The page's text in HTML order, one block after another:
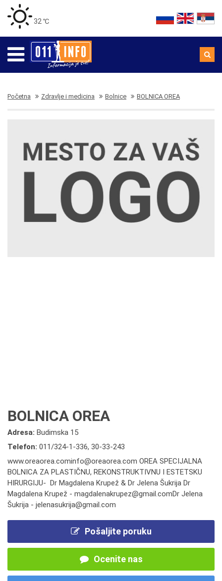
32 ℃
Početna Zdravlje i medicina Bolnice BOLNICA OREA
BOLNICA OREA
Adresa: Budimska 15
Telefon: 011/324-1-336, 30-33-243
www.oreaorea.cominfo@oreaorea.com OREA SPECIJALNA
BOLNICA ZA PLASTIČNU, REKONSTRUKTIVNU I ESTETSKU
HIRURGIJU- Dr Magdalena Krupež & Dr Jelena Šukrija Dr
Magdalena Krupež - magdalenakrupez@gmail.comDr Jelena
Šukrija - jelenasukrija@gmail.com
Pošaljite poruku
Ocenite nas